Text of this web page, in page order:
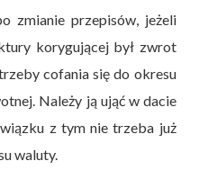
zmianie przepisów, jeżeli
korygującej był zwrot
cofania się do okresu
Należy ją ująć w dacie
z tym nie trzeba już
waluty.